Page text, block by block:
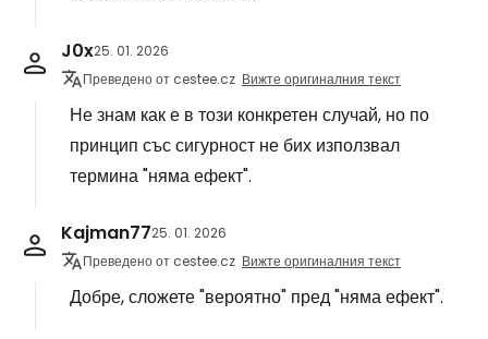
J0x25. 01. 2026
Преведено от cestee.cz Вижте оригиналния текст
Не знам как е в този конкретен случай, но по
принцип със сигурност не бих използвал
термина "няма ефект".
Kajman7725. 01. 2026
Преведено от cestee.cz Вижте оригиналния текст
Добре, сложете "вероятно" пред "няма ефект".